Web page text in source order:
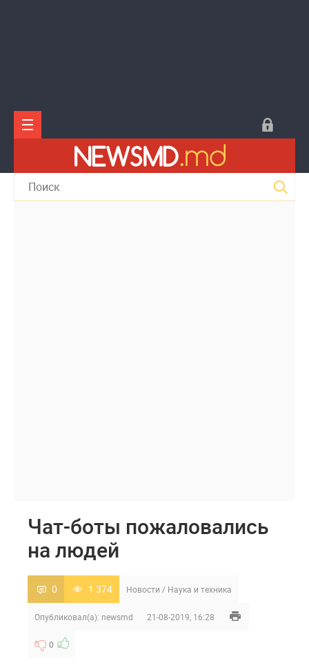
Чат-боты пожаловались
на людей
0 1 374 Новости / Наука и техника
Опубликовал(а): newsmd 21-08-2019, 16:28
0